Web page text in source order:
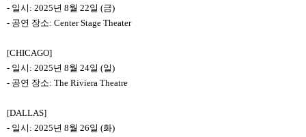
- 일시: 2025년 8월 22일 (금)
- 공연 장소: Center Stage Theater
[CHICAGO]
- 일시: 2025년 8월 24일 (일)
- 공연 장소: The Riviera Theatre
[DALLAS]
- 일시: 2025년 8월 26일 (화)